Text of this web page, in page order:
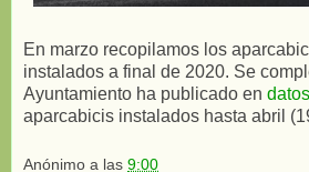
En marzo recopilamos los
instalados a final de 2020. Se
Ayuntamiento ha publicado en
aparcabicis instalados hasta abril
Anónimo a las 9:00